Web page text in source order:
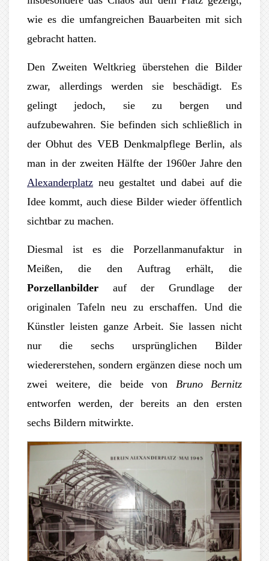
wie es die umfangreichen Bauarbeiten mit sich
gebracht hatten.
Den Zweiten Weltkrieg überstehen die Bilder
zwar, allerdings werden sie beschädigt. Es
gelingt jedoch, sie zu bergen und
aufzubewahren. Sie befinden sich schließlich in
der Obhut des VEB Denkmalpflege Berlin, als
man in der zweiten Hälfte der 1960er Jahre den
Alexanderplatz neu gestaltet und dabei auf die
Idee kommt, auch diese Bilder wieder öffentlich
sichtbar zu machen.
Diesmal ist es die Porzellanmanufaktur in
Meißen, die den Auftrag erhält, die
Porzellanbilder auf der Grundlage der
originalen Tafeln neu zu erschaffen. Und die
Künstler leisten ganze Arbeit. Sie lassen nicht
nur die sechs ursprünglichen Bilder
wiedererstehen, sondern ergänzen diese noch um
zwei weitere, die beide von Bruno Bernitz
entworfen werden, der bereits an den ersten
sechs Bildern mitwirkte.